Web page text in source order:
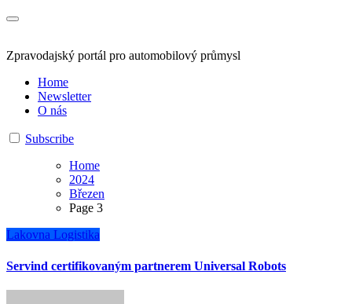
Zpravodajský portál pro automobilový průmysl
Home
Newsletter
O nás
Subscribe
Home
2024
Březen
Page 3
Lakovna Logistika
Servind certifikovaným partnerem Universal Robots